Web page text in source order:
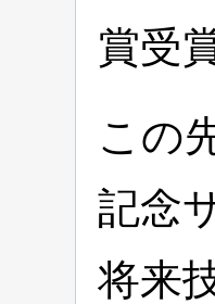
賞受
この
記念
将来